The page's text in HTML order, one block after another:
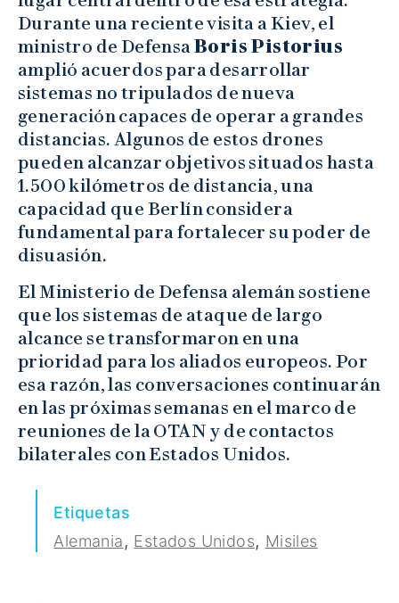
Durante una reciente visita a Kiev, el
ministro de DefensaBoris Pistorius
amplió acuerdos para desarrollar
sistemas no tripulados de nueva
generación capaces de operar a grandes
distancias. Algunos de estos drones
pueden alcanzar objetivos situados hasta
1.500 kilómetros de distancia, una
capacidad que Berlín considera
fundamental para fortalecer su poder de
disuasión.
El Ministerio de Defensa alemán sostiene
que los sistemas de ataque de largo
alcance se transformaron en una
prioridad para los aliados europeos. Por
esa razón, las conversaciones continuarán
en las próximas semanas en el marco de
reuniones de la OTAN y de contactos
bilaterales con Estados Unidos.
Etiquetas
Alemania, Estados Unidos, Misiles